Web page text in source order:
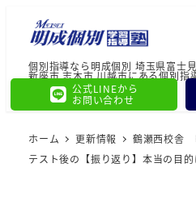
個別指導なら明成個別 埼玉県富士
新座市,志木市,川越市にある個別指
公式LINEから
お問い合わせ
ホーム 更新情報 鶴瀬西校舎
テスト後の【振り返り】本当の目的